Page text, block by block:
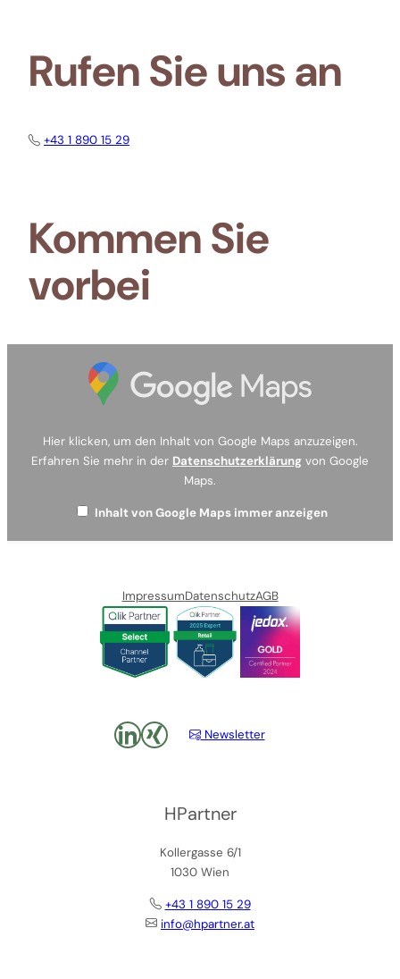
Rufen Sie uns an
+43 1 890 15 29
Kommen Sie
vorbei
Hier klicken, um den Inhalt von Google Maps anzuzeigen.
Erfahren Sie mehr in der Datenschutzerklärung von Google
Maps.
Inhalt von Google Maps immer anzeigen
HPartner
Kollergasse 6/1
1030 Wien
+43 1 890 15 29
info@hpartner.at
ImpressumDatenschutzAGB
LinkedIn xing Newsletter